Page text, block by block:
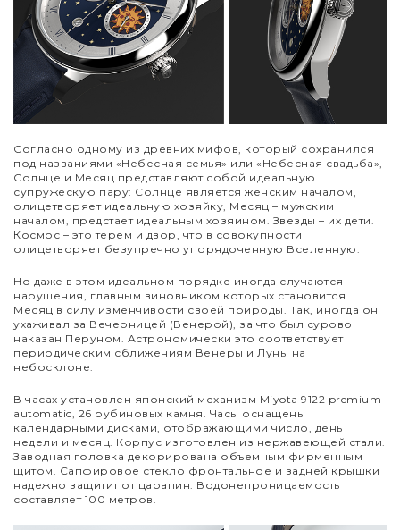
Согласно одному из древних мифов, который сохранился
под названиями «Небесная семья» или «Небесная свадьба»,
Солнце и Месяц представляют собой идеальную
супружескую пару: Солнце является женским началом,
олицетворяет идеальную хозяйку, Месяц – мужским
началом, предстает идеальным хозяином. Звезды – их дети.
Космос – это терем и двор, что в совокупности
олицетворяет безупречно упорядоченную Вселенную.
Но даже в этом идеальном порядке иногда случаются
нарушения, главным виновником которых становится
Месяц в силу изменчивости своей природы. Так, иногда он
ухаживал за Вечерницей (Венерой), за что был сурово
наказан Перуном. Астрономически это соответствует
периодическим сближениям Венеры и Луны на
небосклоне.
В часах установлен японский механизм Miyota 9122 premium
automatic, 26 рубиновых камня. Часы оснащены
календарными дисками, отображающими число, день
недели и месяц. Корпус изготовлен из нержавеющей стали.
Заводная головка декорирована объемным фирменным
щитом. Сапфировое стекло фронтальное и задней крышки
надежно защитит от царапин. Водонепроницаемость
составляет 100 метров.